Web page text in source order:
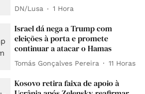
DN/Lusa 1 Hora
Israel dá nega a Trump com
eleições à porta e promete
continuar a atacar o Hamas
Tomás Gonçalves Pereira 11 Horas
Kosovo retira faixa de apoio à